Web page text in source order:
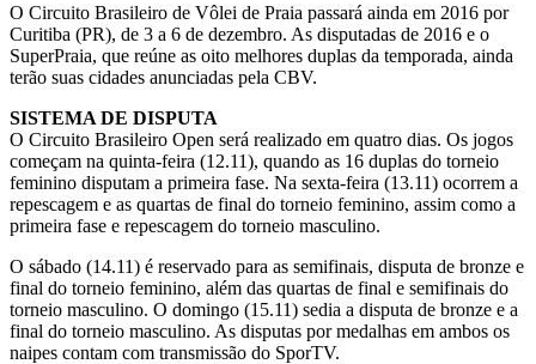
O Circuito Brasileiro de Vôlei de Praia passará ainda em 2016 por
Curitiba (PR), de 3 a 6 de dezembro. As disputadas de 2016 e o
SuperPraia, que reúne as oito melhores duplas da temporada, ainda
terão suas cidades anunciadas pela CBV.
SISTEMA DE DISPUTA
O Circuito Brasileiro Open será realizado em quatro dias. Os jogos
começam na quinta-feira (12.11), quando as 16 duplas do torneio
feminino disputam a primeira fase. Na sexta-feira (13.11) ocorrem a
repescagem e as quartas de final do torneio feminino, assim como a
primeira fase e repescagem do torneio masculino.
O sábado (14.11) é reservado para as semifinais, disputa de bronze e
final do torneio feminino, além das quartas de final e semifinais do
torneio masculino. O domingo (15.11) sedia a disputa de bronze e a
final do torneio masculino. As disputas por medalhas em ambos os
naipes contam com transmissão do SporTV.